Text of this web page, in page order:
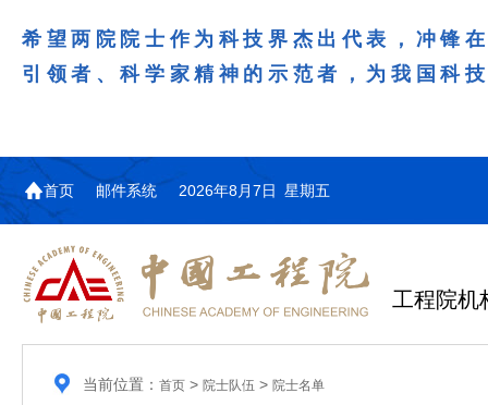
希望两院院士作为科技界杰出代表，冲锋
引领者、科学家精神的示范者，为我国科
首页 邮件系统 2026年8月7日 星期五
工程院机
当前位置： 首页> 院士队伍 > 院士名单